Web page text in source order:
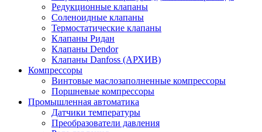
Редукционные клапаны
Соленоидные клапаны
Термостатические клапаны
Клапаны Ридан
Клапаны Dendor
Клапаны Danfoss (АРХИВ)
Компрессоры
Винтовые маслозаполненные компрессоры
Поршневые компрессоры
Промышленная автоматика
Датчики температуры
Преобразователи давления